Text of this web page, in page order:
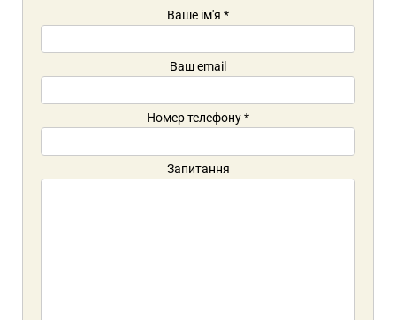
Ваше ім'я *
Ваш email
Номер телефону*
Запитання